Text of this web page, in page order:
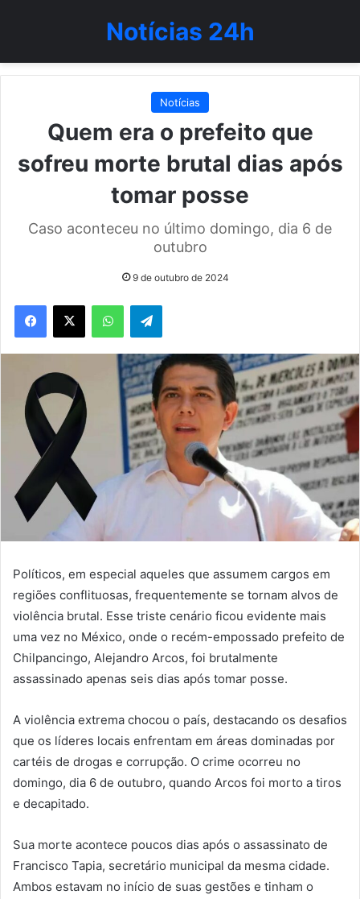
Notícias 24h
Notícias
Quem era o prefeito que
sofreu morte brutal dias após
tomar posse
Caso aconteceu no último domingo, dia 6 de
outubro
9 de outubro de 2024
WhatsAppTelegram
Políticos, em especial aqueles que assumem cargos em
regiões conflituosas, frequentemente se tornam alvos de
violência brutal. Esse triste cenário ficou evidente mais
uma vez no México, onde o recém-empossado prefeito de
Chilpancingo, Alejandro Arcos, foi brutalmente
assassinado apenas seis dias após tomar posse.
A violência extrema chocou o país, destacando os desafios
que os líderes locais enfrentam em áreas dominadas por
cartéis de drogas e corrupção. O crime ocorreu no
domingo, dia 6 de outubro, quando Arcos foi morto a tiros
e decapitado.
Sua morte acontece poucos dias após o assassinato de
Francisco Tapia, secretário municipal da mesma cidade.
Ambos estavam no início de suas gestões e tinham o